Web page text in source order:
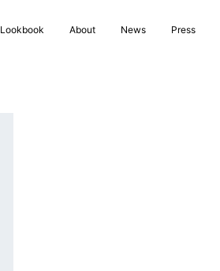
Lookbook About News Press